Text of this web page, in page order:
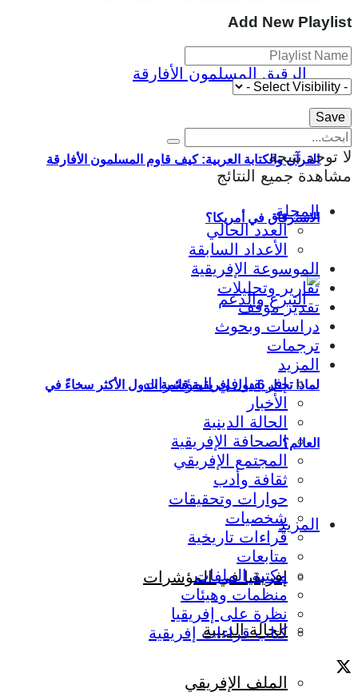
القرآن والكتابة العربية: كيف قاوم المسلمون الأفارقة
الاسترقاق في أمريكا؟
لماذا تحتل 6 دول إفريقية قائمة الدول الأكثر سخاءً في
العالم؟
المزيد
إفريقيا في المؤشرات
الحالة الدينية
الملف الإفريقي
Add New Playlist
لا توجد نتيجة
مشاهدة جميع النتائج
المجلة
العدد الحالي
الأعداد السابقة
الموسوعة الإفريقية
تقارير وتحليلات
تقدير موقف
دراسات وبحوث
ترجمات
المزيد
إفريقيا في المؤشرات
الأخبار
الحالة الدينية
الصحافة الإفريقية
المجتمع الإفريقي
ثقافة وأدب
حوارات وتحقيقات
شخصيات
قراءات تاريخية
متابعات
مكتبة الملفات
منظمات وهيئات
نظرة على إفريقيا
كتاب قراءات إفريقية